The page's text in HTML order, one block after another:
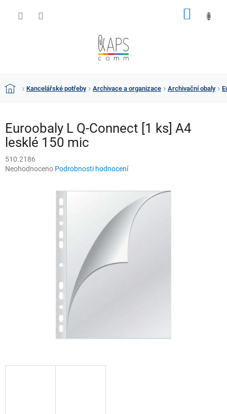
DomůKancelářské potřeby Archivace a organizace Archivační obaly
Euroobaly L Q-Connect [1 ks] A4
lesklé 150 mic
510.2186
Průměrné
Neohodnoceno Podrobnosti hodnocení